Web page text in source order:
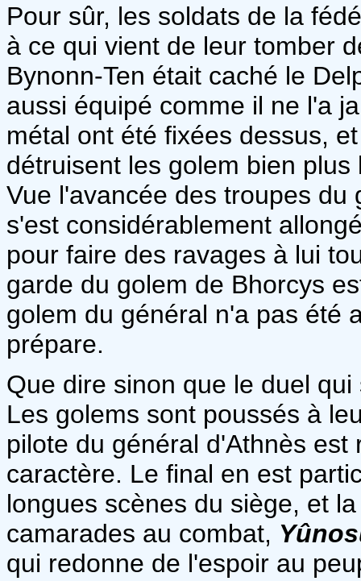
Pour sûr, les soldats de la
à ce qui vient de leur tomber
Bynonn-Ten était caché le
aussi équipé comme il ne l'a
métal ont été fixées dessus,
détruisent les golem bien
Vue l'avancée des troupes
s'est considérablement
pour faire des ravages à lui
garde du golem de Bhorcys
golem du général n'a pas été
prépare.
Que dire sinon que le duel
Les golems sont poussés à
pilote du général d'Athnès
caractère. Le final en est
longues scènes du siège, et
camarades au combat,
qui redonne de l'espoir au